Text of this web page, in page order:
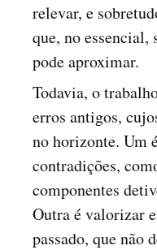
relevar, e
que, no essencial,
pode aproximar.
Todavia, o
erros antigos,
no horizonte. Um
contradições,
componentes
Outra é valorizar
passado, que não